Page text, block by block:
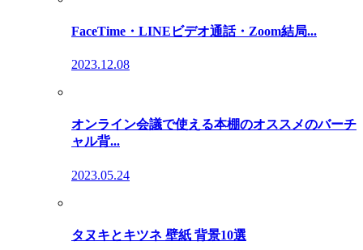
FaceTime・LINEビデオ通話・Zoom結局...
2023.12.08
オンライン会議で使える本棚のオススメのバーチ
ャル背...
2023.05.24
タヌキとキツネ 壁紙 背景10選